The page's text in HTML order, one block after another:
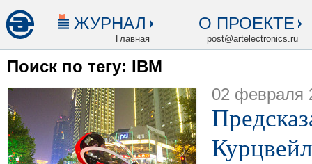
ЖУРНАЛ
Главная
О ПРОЕКТЕ
post@artelectronics.ru
Поиск по тегу: IBM
02 февраля